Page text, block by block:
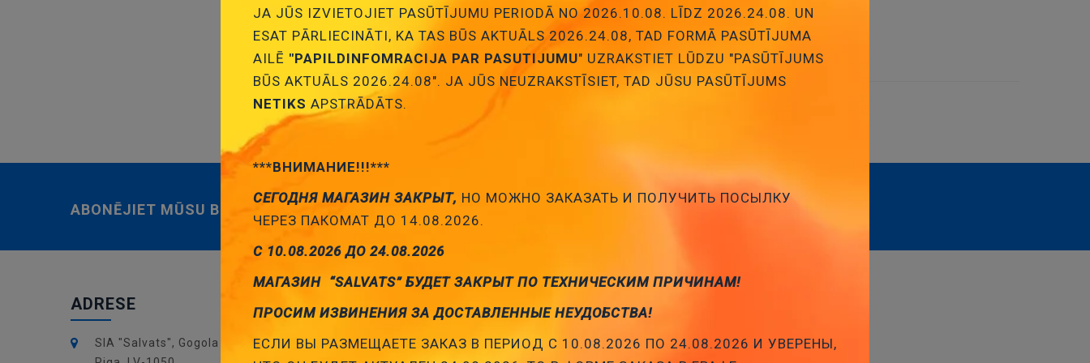
ID: 00018358 Artikuls:BV-V1075A420G Noliktavas stāvoklis: 1
Pievienot
ABONĒJIET MŪSU BIĻETENU
ADRESE
SIA "Salvats", Gogola 14,
JAUNĀKĀS ZIŅAS
Īsziņa no SWEDBANK
JAUNĀKIE PRODUKTI
TPS54334DDA SMD Mikroshēma,
Mājas
JA JŪS IZVIETOJIET PASŪTĪJUMU PERIODĀ NO 2026.10.08. LĪDZ 2026.24.08. UN
ESAT PĀRLIECINĀTI, KA TAS BŪS AKTUĀLS 2026.24.08, TAD FORMĀ PASŪTĪJUMA
AILĒ "PAPILDINFOMRACIJA PAR PASUTIJUMU" UZRAKSTIET LŪDZU "PASŪTĪJUMS
BŪS AKTUĀLS 2026.24.08". JA JŪS NEUZRAKSTĪSIET, TAD JŪSU PASŪTĪJUMS
NETIKS APSTRĀDĀTS.
***ВНИМАНИЕ!!!***
СЕГОДНЯ МАГАЗИН ЗАКРЫТ, НО МОЖНО ЗАКАЗАТЬ И ПОЛУЧИТЬ ПОСЫЛКУ
ЧЕРЕЗ ПАКОМАТ ДО 14.08.2026.
С 10.08.2026 ДО 24.08.2026
МАГАЗИН “SALVATS” БУДЕТ ЗАКРЫТ ПО ТЕХНИЧЕСКИМ ПРИЧИНАМ!
ПРОСИМ ИЗВИНЕНИЯ ЗА ДОСТАВЛЕННЫЕ НЕУДОБСТВА!
ЕСЛИ ВЫ РАЗМЕЩАЕТЕ ЗАКАЗ В ПЕРИОД С 10.08.2026 ПО 24.08.2026 И УВЕРЕНЫ,